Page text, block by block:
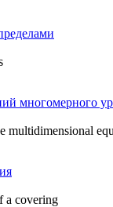
многомерного
multidimensional
a covering